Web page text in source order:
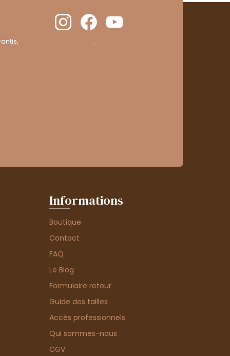
.
Informations
Boutique
Contact
FAQ
Le Blog
Formulaire retour
Guide des tailles
Accès professionnels
Qui sommes-nous
CGV